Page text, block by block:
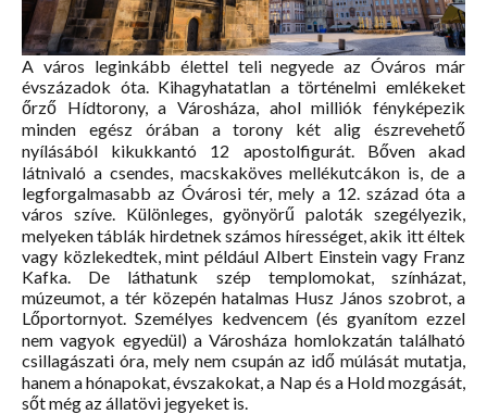
A város leginkább élettel teli negyede az Óváros már
évszázadok óta. Kihagyhatatlan a történelmi emlékeket
őrző Hídtorony, a Városháza, ahol milliók fényképezik
minden egész órában a torony két alig észrevehető
nyílásából kikukkantó 12 apostolfigurát. Bőven akad
látnivaló a csendes, macskaköves mellékutcákon is, de a
legforgalmasabb az Óvárosi tér, mely a 12. század óta a
város szíve. Különleges, gyönyörű paloták szegélyezik,
melyeken táblák hirdetnek számos hírességet, akik itt éltek
vagy közlekedtek, mint például Albert Einstein vagy Franz
Kafka. De láthatunk szép templomokat, színházat,
múzeumot, a tér közepén hatalmas Husz János szobrot, a
Lőportornyot. Személyes kedvencem (és gyanítom ezzel
nem vagyok egyedül) a Városháza homlokzatán található
csillagászati óra, mely nem csupán az idő múlását mutatja,
hanem a hónapokat, évszakokat, a Nap és a Hold mozgását,
sőt még az állatövi jegyeket is.